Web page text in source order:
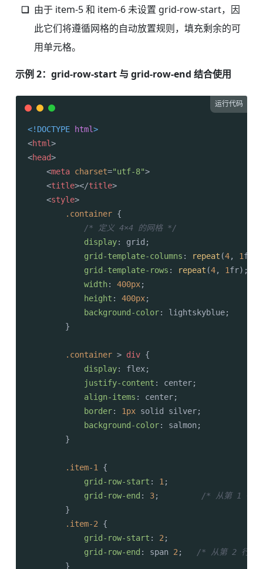
由于 item-5 和 item-6 未设置 grid-row-start，因
此它们将遵循网格的自动放置规则，填充剩余的可
用单元格。
示例 2：grid-row-start 与 grid-row-end 结合使用
运行代码
<!DOCTYPE html>
<html>
<head>
<meta charset="utf-8">
<title></title>
<style>
.container {
/* 定义 4×4 的网格 */
display: grid;
grid-template-columns : repeat (4, 1fr);
grid-template-rows : repeat (4, 1fr);
width: 400px;
height : 400px;
background-color: lightskyblue;
}
.container > div {
display: flex;
justify-content : center;
align-items : center;
border: 1px solid silver;
background-color: salmon;
}
.item-1
{
grid-row-start : 1 ;
grid-row-end : 3;
/* 从第 1 行线
}
.item-2 {
grid-row-start : 2 ;
grid-row-end : span 2 ;
/* 从第 2 行线
}